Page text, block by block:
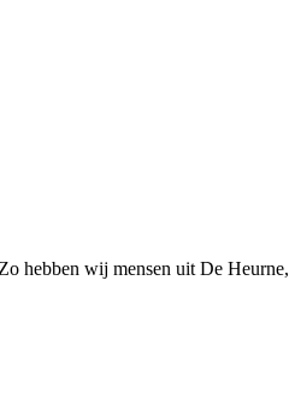
hebben wij mensen uit De